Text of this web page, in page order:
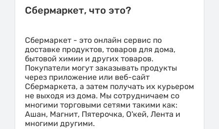
Сбермаркет, что это?
Сбермаркет - это онлайн сервис по
доставке продуктов, товаров для дома,
бытовой химии и других товаров.
Покупатели могут заказывать продукты
через приложение или веб-сайт
Сбермаркета, а затем получать их курьером
не выходя из дома. Мы сотрудничаем со
многими торговыми сетями такими как:
Ашан, Магнит, Пятерочка, О'кей, Лента и
многими другими.